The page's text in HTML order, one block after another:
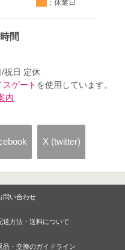
：休業日
間
祝日 定休
スゲート を使用しています。
内
X (twitter)
問い合わせ
送方法・送料について
品・交換のガイドライン